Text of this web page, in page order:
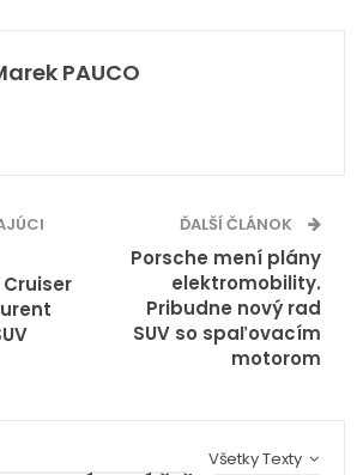
PAUCO
ĎALŠÍ ČLÁNOK
Porsche mení plány
elektromobility.
Pribudne nový rad
SUV so spaľovacím
motorom
Všetky Texty